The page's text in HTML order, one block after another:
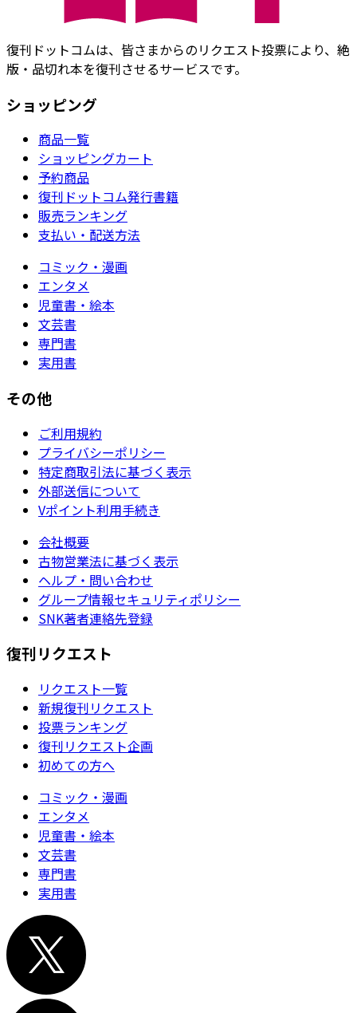
復刊ドットコムは、皆さまからのリクエスト投票により、絶
版・品切れ本を復刊させるサービスです。
ショッピング
商品一覧
ショッピングカート
予約商品
復刊ドットコム発行書籍
販売ランキング
支払い・配送方法
コミック・漫画
エンタメ
児童書・絵本
文芸書
専門書
実用書
その他
ご利用規約
プライバシーポリシー
特定商取引法に基づく表示
外部送信について
Vポイント利用手続き
会社概要
古物営業法に基づく表示
ヘルプ・問い合わせ
グループ情報セキュリティポリシー
SNK著者連絡先登録
復刊リクエスト
リクエスト一覧
新規復刊リクエスト
投票ランキング
復刊リクエスト企画
初めての方へ
コミック・漫画
エンタメ
児童書・絵本
文芸書
専門書
実用書